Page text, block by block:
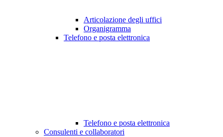
Articolazione degli uffici
Organigramma
Telefono e posta elettronica
Telefono e posta elettronica
Consulenti e collaboratori